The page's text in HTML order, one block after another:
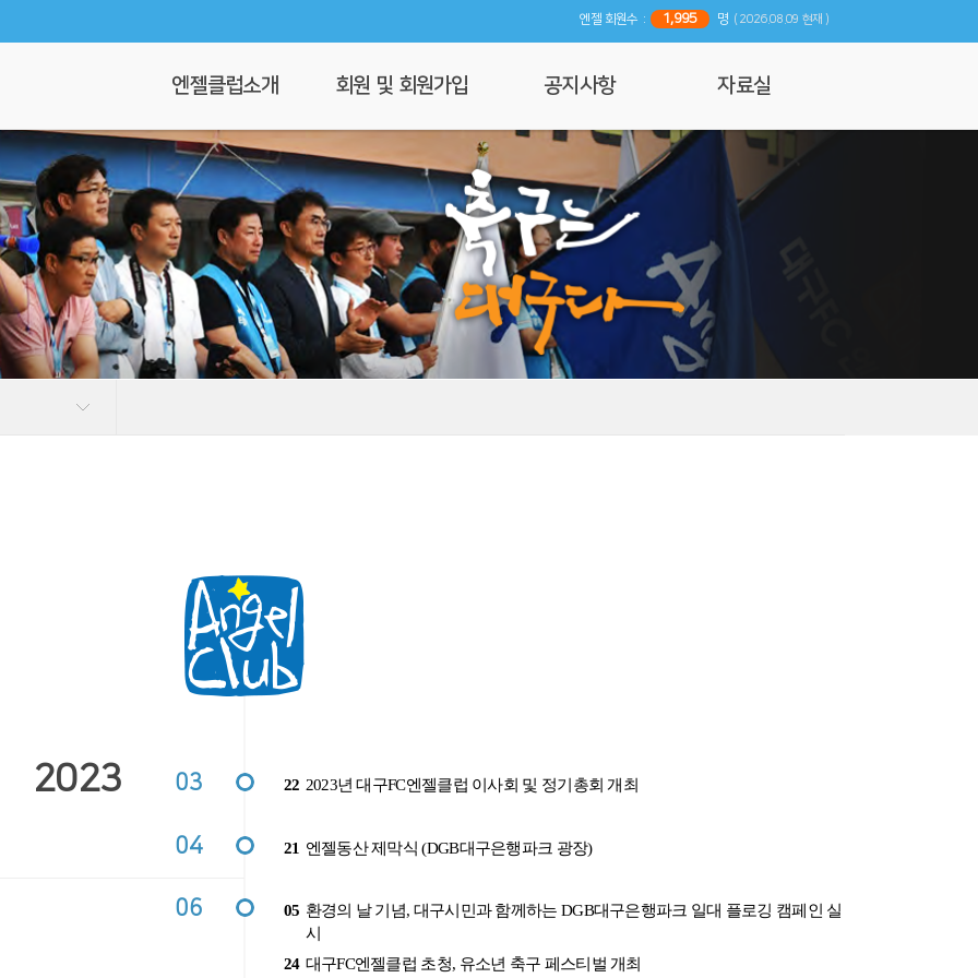
엔젤 회원수 : 1,995 명 ( 2026.08.09 현재 )
엔젤클럽소개
회장 인사말
엔젤클럽이란
연혁
클럽 조직도
찾아오시는길
회원 및 회원가입
회원가입
회원명부
이 달의 엔젤
공지사항
행사일정
자료실
사진 및 영상갤러리
리뷰
기사자료
엔젤 매거진
2023 03 22 2023년 대구FC엔젤클럽 이사회 및 정기총회 개최
04 21 엔젤동산 제막식 (DGB대구은행파크 광장)
06 05 환경의 날 기념, 대구시민과 함께하는 DGB대구은행파크 일대 플로깅 캠페인 실
시
24 대구FC엔젤클럽 초청, 유소년 축구 페스티벌 개최